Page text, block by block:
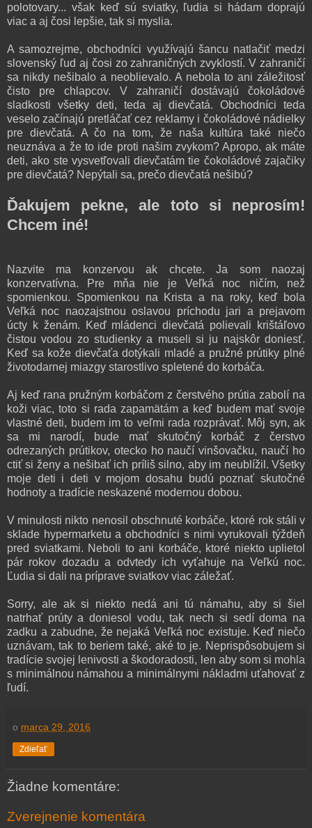
polotovary... však keď sú sviatky, ľudia si hádam doprajú
viac a aj čosi lepšie, tak si myslia.
A samozrejme, obchodníci využívajú šancu natlačiť medzi
slovenský ľud aj čosi zo zahraničných zvyklostí. V zahraničí
sa nikdy nešibalo a neoblievalo. A nebola to ani záležitosť
čisto pre chlapcov. V zahraničí dostávajú čokoládové
sladkosti všetky deti, teda aj dievčatá. Obchodníci teda
veselo začínajú pretláčať cez reklamy i čokoládové nádielky
pre dievčatá. A čo na tom, že naša kultúra také niečo
neuznáva a že to ide proti našim zvykom? Apropo, ak máte
deti, ako ste vysvetľovali dievčatám tie čokoládové zajačiky
pre dievčatá? Nepýtali sa, prečo dievčatá nešibú?
Ďakujem pekne, ale toto si neprosím!
Chcem iné!
Nazvite ma konzervou ak chcete. Ja som naozaj
konzervatívna. Pre mňa nie je Veľká noc ničím, než
spomienkou. Spomienkou na Krista a na roky, keď bola
Veľká noc naozajstnou oslavou príchodu jari a prejavom
úcty k ženám. Keď mládenci dievčatá polievali krištáľovo
čistou vodou zo studienky a museli si ju najskôr doniesť.
Keď sa kože dievčaťa dotýkali mladé a pružné prútiky plné
životodarnej miazgy starostlivo spletené do korbáča.
Aj keď rana pružným korbáčom z čerstvého prútia zabolí na
koži viac, toto si rada zapamätám a keď budem mať svoje
vlastné deti, budem im to veľmi rada rozprávať. Môj syn, ak
sa mi narodí, bude mať skutočný korbáč z čerstvo
odrezaných prútikov, otecko ho naučí vinšovačku, naučí ho
ctiť si ženy a nešibať ich príliš silno, aby im neublížil. Všetky
moje deti i deti v mojom dosahu budú poznať skutočné
hodnoty a tradície neskazené modernou dobou.
V minulosti nikto nenosil obschnuté korbáče, ktoré rok stáli v
sklade hypermarketu a obchodníci s nimi vyrukovali týždeň
pred sviatkami. Neboli to ani korbáče, ktoré niekto uplietol
pár rokov dozadu a odvtedy ich vyťahuje na Veľkú noc.
Ľudia si dali na príprave sviatkov viac záležať.
Sorry, ale ak si niekto nedá ani tú námahu, aby si šiel
natrhať prúty a doniesol vodu, tak nech si sedí doma na
zadku a zabudne, že nejaká Veľká noc existuje. Keď niečo
uznávam, tak to beriem také, aké to je. Neprispôsobujem si
tradície svojej lenivosti a škodoradosti, len aby som si mohla
s minimálnou námahou a minimálnymi nákladmi uťahovať z
ľudí.
o marca 29, 2016
Zdieľať
Žiadne komentáre:
Zverejnenie komentára